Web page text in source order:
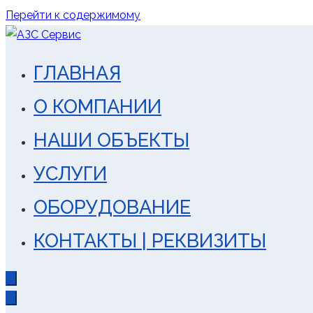
Перейти к содержимому
АЗС Сервис
строительство,
ГЛАВНАЯ
О КОМПАНИИ
НАШИ ОБЪЕКТЫ
УСЛУГИ
ОБОРУДОВАНИЕ
КОНТАКТЫ | РЕКВИЗИТЫ